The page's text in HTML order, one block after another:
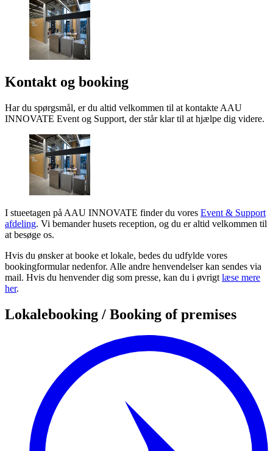
Kontakt og booking
Har du spørgsmål, er du altid velkommen til at kontakte AAU
INNOVATE Event og Support, der står klar til at hjælpe dig videre.
I stueetagen på AAU INNOVATE finder du vores Event & Support
afdeling. Vi bemander husets reception, og du er altid velkommen til
at besøge os.
Hvis du ønsker at booke et lokale, bedes du udfylde vores
bookingformular nedenfor. Alle andre henvendelser kan sendes via
mail. Hvis du henvender dig som presse, kan du i øvrigt læse mere
her.
Lokalebooking / Booking of premises